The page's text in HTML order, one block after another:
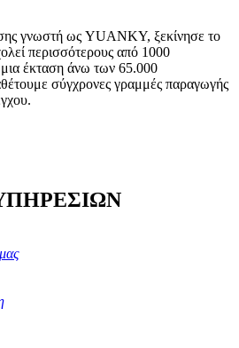
γνωστή ως YUANKY, ξεκίνησε το
περισσότερους από 1000
έκταση άνω των 65.000
σύγχρονες γραμμές παραγωγής